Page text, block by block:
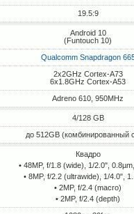
19.5:9
Android 10
(Funtouch 10)
Qualcomm Snapdragon
2x2GHz Cortex-A73
6x1.8GHz Cortex-A53
Adreno 610, 950MHz
4/128 GB
до 512GB (комбинированный
Квадро
• 48MP, f/1.8 (wide), 1/2.0",
• 8MP, f/2.2 (ultrawide), 1/4.0",
• 2MP, f/2.4 (macro)
• 2MP, f/2.4 (depth)